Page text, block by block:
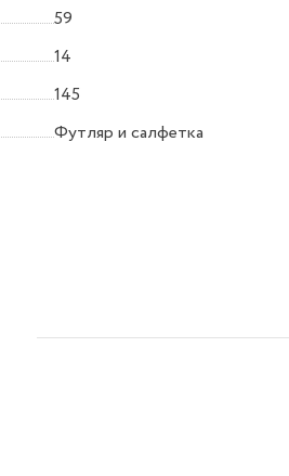
59
14
145
Футляр и салфетка